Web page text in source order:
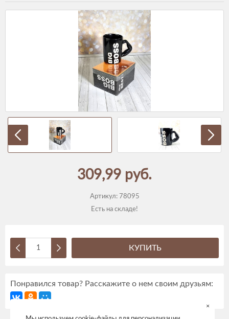
309,99 руб.
Артикул: 78095
Есть на складе!
КУПИТЬ
Понравился товар? Расскажите о нем своим друзьям:
×